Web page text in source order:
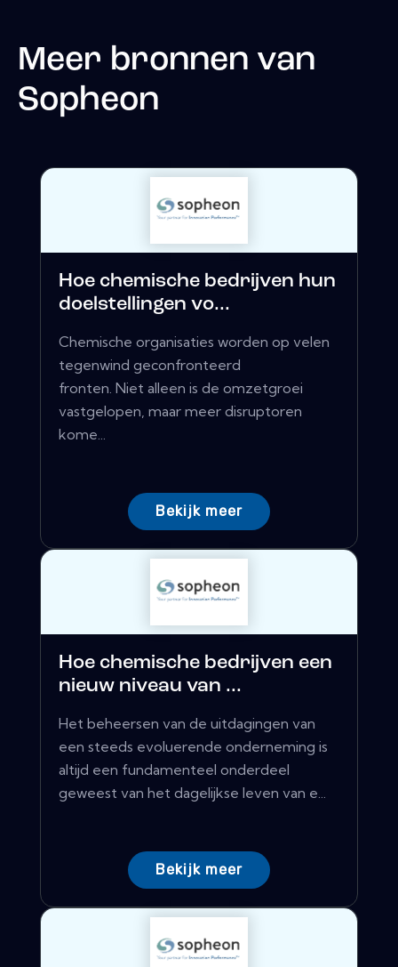
Meer bronnen van
Sopheon
Hoe chemische bedrijven hun
doelstellingen vo...
Chemische organisaties worden op velen
tegenwind geconfronteerd
fronten. Niet alleen is de omzetgroei
vastgelopen, maar meer disruptoren
kome...
Bekijk meer
Hoe chemische bedrijven een
nieuw niveau van ...
Het beheersen van de uitdagingen van
een steeds evoluerende onderneming is
altijd een fundamenteel onderdeel
geweest van het dagelijkse leven van e...
Bekijk meer